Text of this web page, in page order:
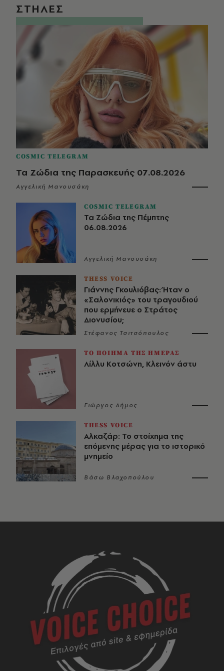
ΣΤΗΛΕΣ
COSMIC TELEGRAM
Τα Ζώδια της Παρασκευής 07.08.2026
Αγγελική Μανουσάκη
COSMIC TELEGRAM
Τα Ζώδια της Πέμπτης
06.08.2026
Αγγελική Μανουσάκη
THESS VOICE
Γιάννης Γκουλιόβας: Ήταν ο
«Σαλονικιός» του τραγουδιού
που ερμήνευε ο Στράτος
Διονυσίου;
Στέφανος Τσιτσόπουλος
ΤΟ ΠΟΙΗΜΑ ΤΗΣ ΗΜΕΡΑΣ
Λίλλυ Κοτσώνη, Κλεινόν άστυ
Γιώργος Δήμος
THESS VOICE
Αλκαζάρ: Το στοίχημα της
επόμενης μέρας για το ιστορικό
μνημείο
Βάσω Βλαχοπούλου